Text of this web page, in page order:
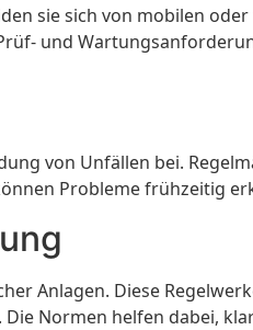
sie sich von mobilen
und
von Unfällen bei.
Probleme frühzeitig
Anlagen. Diese
Normen helfen dabei,